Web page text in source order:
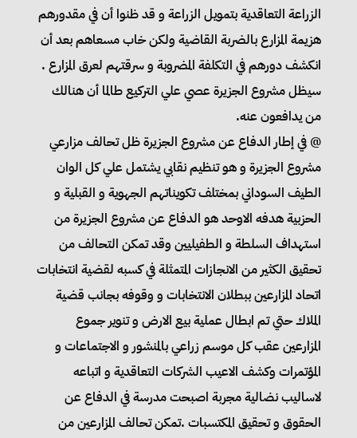
الزراعة التعاقدية بتمويل الزراعة و قد ظنوا أن في مقدورهم
هزيمة المزارع بالضربة القاضية ولكن خاب مسعاهم بعد أن
انكشف دورهم في التكلفة المضروبة و سرقتهم لعرق المزارع .
سيظل مشروع الجزيرة عصي علي التركيع طالما أن هنالك
من يدافعون عنه.
@ في إطار الدفاع عن مشروع الجزيرة ظل تحالف مزارعي
مشروع الجزيرة و هو تنظيم نقابي يشتمل علي كل الوان
الطيف السوداني بمختلف تكويناتهم الجهوية و القبلية و
الحزبية هدفه الاوحد هو الدفاع عن مشروع الجزيرة من
استهداف السلطة و الطفيليين وقد تمكن التحالف من
تحقيق الكثير من الانجازات المتمثلة في كسبه لقضية انتخابات
اتحاد المزارعين ببطلان الانتخابات و وقوفه بجانب قضية
الملاك حتي تم ابطال عملية بيع الارض و تنوير جموع
المزارعين عقب كل موسم زراعي بالمنشور و الاجتماعات و
المؤتمرات وكشف الاعيب الشركات التعاقدية و اتباعه
لاساليب نضالية مجربة اصبحت مدرسة في الدفاع عن
الحقوق و تحقيق المكتسبات .تمكن تحالف المزارعين من